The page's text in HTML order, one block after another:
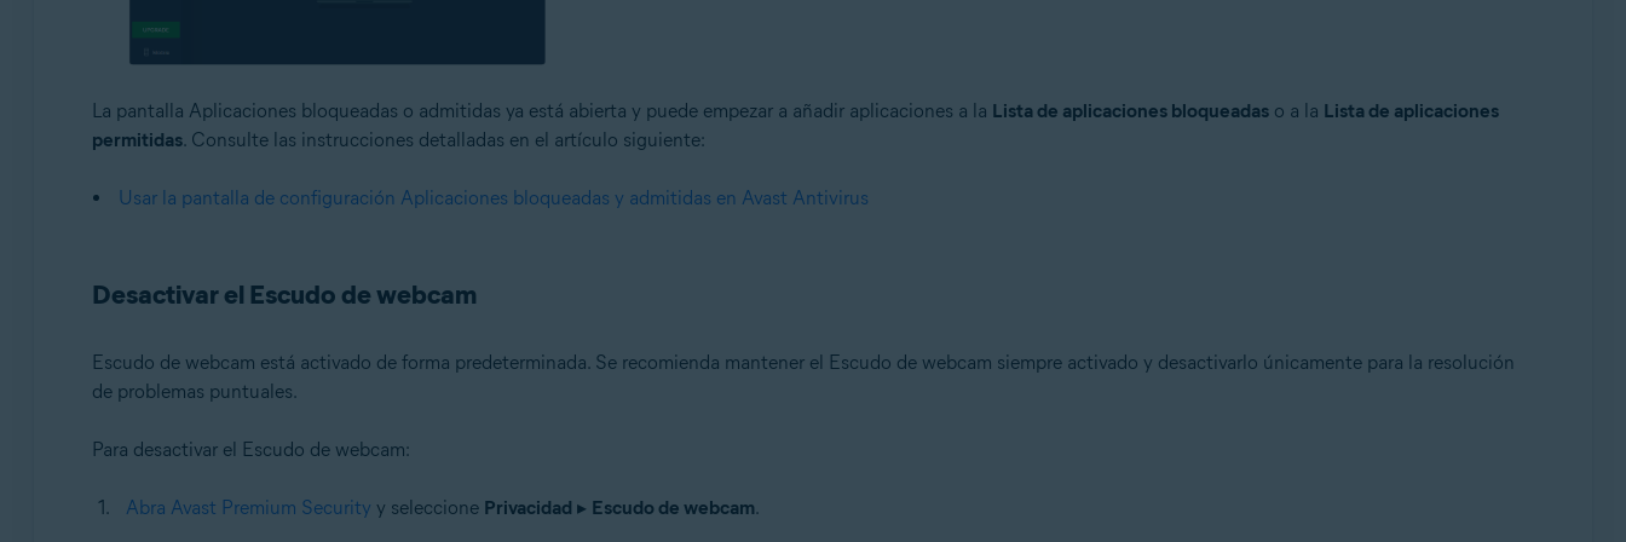
La pantalla Aplicaciones bloqueadas o admitidas ya está abierta y puede empezar a añadir aplicaciones a la Lista de aplicaciones bloqueadaso a la Lista de aplicaciones
permitidas. Consulte las instrucciones detalladas en el artículo siguiente:
Usar la pantalla de configuración Aplicaciones bloqueadas y admitidas en Avast Antivirus
Desactivar el Escudo de webcam
Escudo de webcam está activado de forma predeterminada. Se recomienda mantener el Escudo de webcam siempre activado y desactivarlo únicamente para la resolución
de problemas puntuales.
Para desactivar el Escudo de webcam:
Abra Avast Premium Security y seleccione Privacidad ▸ Escudo de webcam.